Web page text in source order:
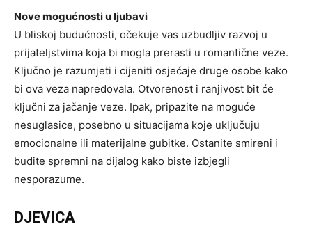
Nove mogućnosti u ljubavi
U bliskoj budućnosti, očekuje vas uzbudljiv razvoj u
prijateljstvima koja bi mogla prerasti u romantične veze.
Ključno je razumjeti i cijeniti osjećaje druge osobe kako
bi ova veza napredovala. Otvorenost i ranjivost bit će
ključni za jačanje veze. Ipak, pripazite na moguće
nesuglasice, posebno u situacijama koje uključuju
emocionalne ili materijalne gubitke. Ostanite smireni i
budite spremni na dijalog kako biste izbjegli
nesporazume.
DJEVICA